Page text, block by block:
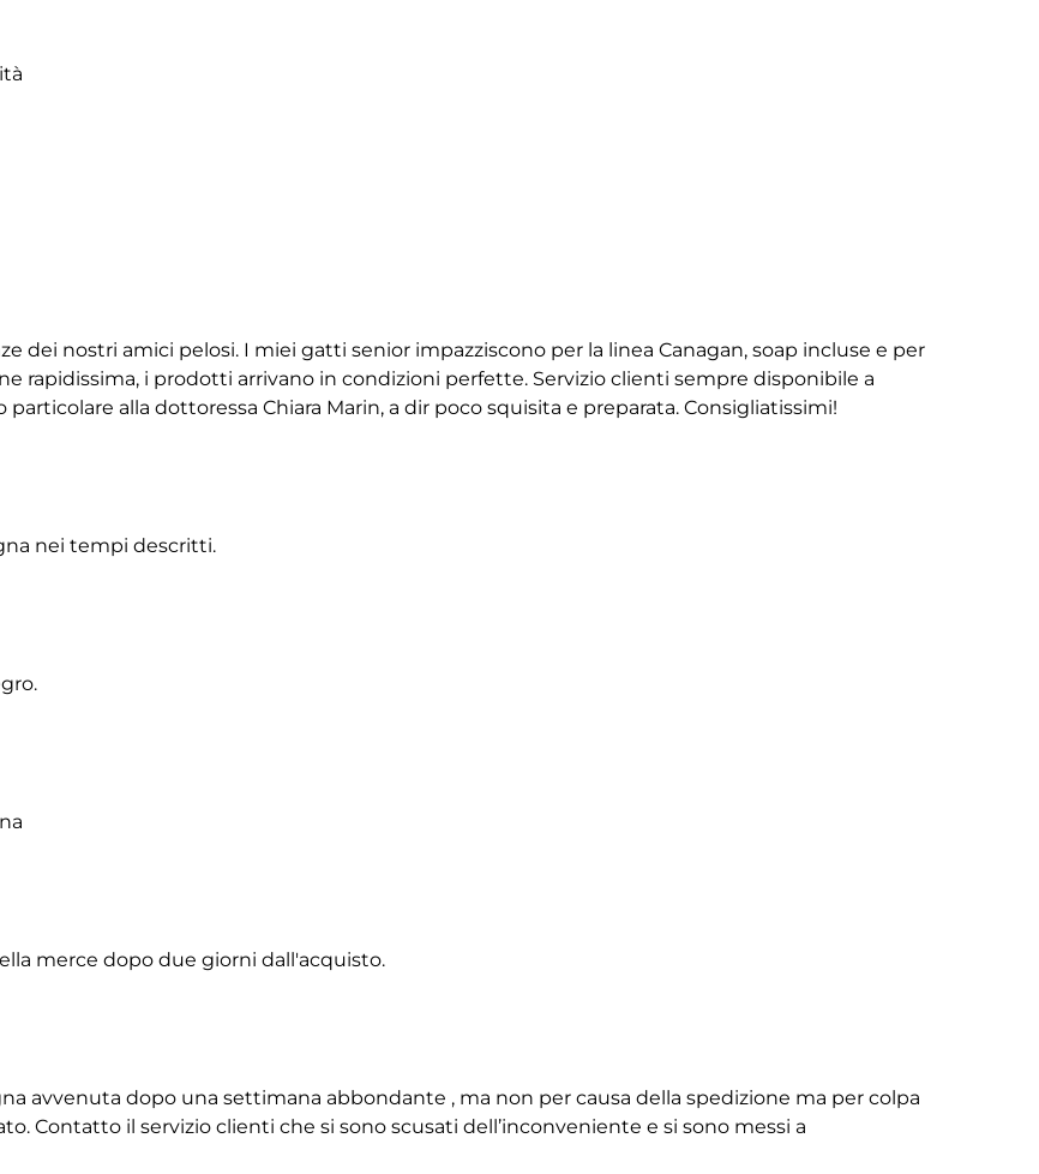
dei nostri amici pelosi. I miei gatti senior impazziscono per la linea Canagan, soap incluse e per
rapidissima, i prodotti arrivano in condizioni perfette. Servizio clienti sempre disponibile a
alla dottoressa Chiara Marin, a dir poco squisita e preparata. Consigliatissimi!
nei tempi descritti.
merce dopo due giorni dall'acquisto.
avvenuta dopo una settimana abbondante , ma non per causa della spedizione ma per colpa
Contatto il servizio clienti che si sono scusati dell’inconveniente e si sono messi a